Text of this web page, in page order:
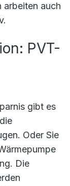
arbeiten auch
PVT-
gibt es
Oder Sie
Die